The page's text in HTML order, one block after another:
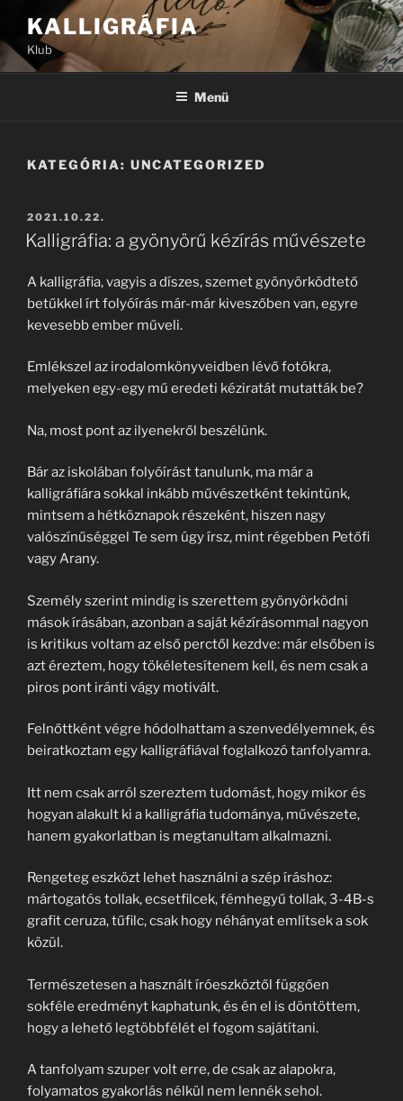
Tartalomhoz
KALLIGRÁFIA
Klub
Menü
KATEGÓRIA: UNCATEGORIZED
BEKÜLDVE:
2021.10.22.
Kalligráfia: a gyönyörű kézírás művészete
A kalligráfia, vagyis a díszes, szemet gyönyörködtető
betűkkel írt folyóírás már-már kiveszőben van, egyre
kevesebb ember műveli.
Emlékszel az irodalomkönyveidben lévő fotókra,
melyeken egy-egy mű eredeti kéziratát mutatták be?
Na, most pont az ilyenekről beszélünk.
Bár az iskolában folyóírást tanulunk, ma már a
kalligráfiára sokkal inkább művészetként tekintünk,
mintsem a hétköznapok részeként, hiszen nagy
valószínűséggel Te sem úgy írsz, mint régebben Petőfi
vagy Arany.
Személy szerint mindig is szerettem gyönyörködni
mások írásában, azonban a saját kézírásommal nagyon
is kritikus voltam az első perctől kezdve: már elsőben is
azt éreztem, hogy tökéletesítenem kell, és nem csak a
piros pont iránti vágy motivált.
Felnőttként végre hódolhattam a szenvedélyemnek, és
beiratkoztam egy kalligráfiával foglalkozó tanfolyamra.
Itt nem csak arról szereztem tudomást, hogy mikor és
hogyan alakult ki a kalligráfia tudománya, művészete,
hanem gyakorlatban is megtanultam alkalmazni.
Rengeteg eszközt lehet használni a szép íráshoz:
mártogatós tollak, ecsetfilcek, fémhegyű tollak, 3-4B-s
grafit ceruza, tűfilc, csak hogy néhányat említsek a sok
közül.
Természetesen a használt íróeszköztől függően
sokféle eredményt kaphatunk, és én el is döntöttem,
hogy a lehető legtöbbfélét el fogom sajátítani.
A tanfolyam szuper volt erre, de csak az alapokra,
folyamatos gyakorlás nélkül nem lennék sehol.